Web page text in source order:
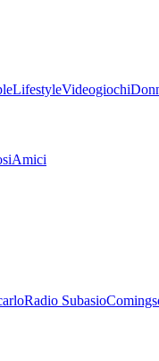
LifestyleVideogiochi
Amici
Radio Subasio